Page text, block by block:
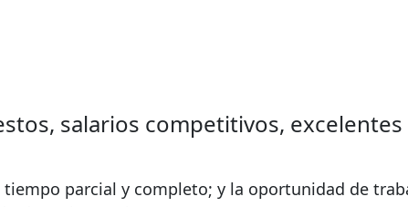
salarios competitivos,
parcial y completo; y la oportunidad de